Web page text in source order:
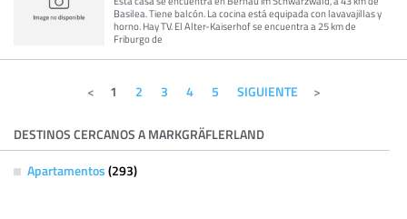
Basilea. Tiene balcón. La cocina está equipada con lavavajillas y
horno. Hay TV. El Alter-Kaiserhof se encuentra a 25 km de
Friburgo de
1 2 3 4 5 SIGUIENTE
DESTINOS CERCANOS A MARKGRÄFLERLAND
Apartamentos (293)